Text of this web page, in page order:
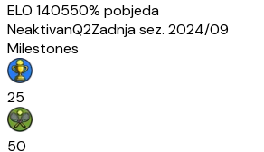
ELO 140550% pobjeda
NeaktivanQ2Zadnja sez. 2024/09
Milestones
25
50